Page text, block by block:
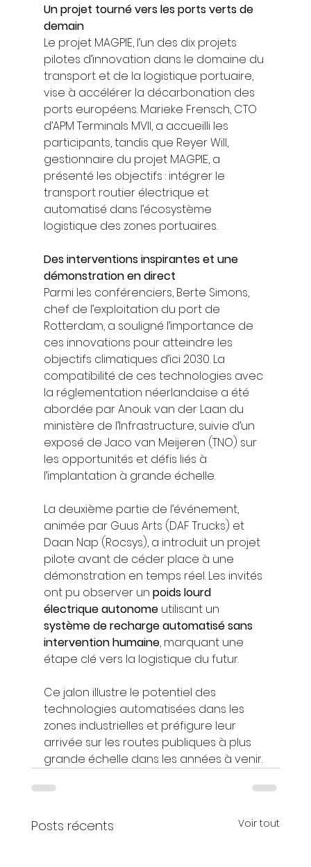
Un projet tourné vers les ports verts de
demain
Le projet MAGPIE, l’un des dix projets
pilotes d’innovation dans le domaine du
transport et de la logistique portuaire,
vise à accélérer la décarbonation des
ports européens. Marieke Frensch, CTO
d’APM Terminals MVII, a accueilli les
participants, tandis que Reyer Will,
gestionnaire du projet MAGPIE, a
présenté les objectifs : intégrer le
transport routier électrique et
automatisé dans l’écosystème
logistique des zones portuaires.
Des interventions inspirantes et une
démonstration en direct
Parmi les conférenciers, Berte Simons,
chef de l’exploitation du port de
Rotterdam, a souligné l’importance de
ces innovations pour atteindre les
objectifs climatiques d’ici 2030. La
compatibilité de ces technologies avec
la réglementation néerlandaise a été
abordée par Anouk van der Laan du
ministère de l’Infrastructure, suivie d’un
exposé de Jaco van Meijeren (TNO) sur
les opportunités et défis liés à
l’implantation à grande échelle.
La deuxième partie de l’événement,
animée par Guus Arts (DAF Trucks) et
Daan Nap (Rocsys), a introduit un projet
pilote avant de céder place à une
démonstration en temps réel. Les invités
ont pu observer un poids lourd
électrique autonome utilisant un
système de recharge automatisé sans
intervention humaine, marquant une
étape clé vers la logistique du futur.
Ce jalon illustre le potentiel des
technologies automatisées dans les
zones industrielles et préfigure leur
arrivée sur les routes publiques à plus
grande échelle dans les années à venir.
Posts récents Voir tout